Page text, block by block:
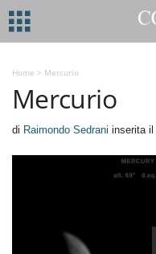
Home > Mercurio
Mercurio
di Raimondo Sedrani inserita il